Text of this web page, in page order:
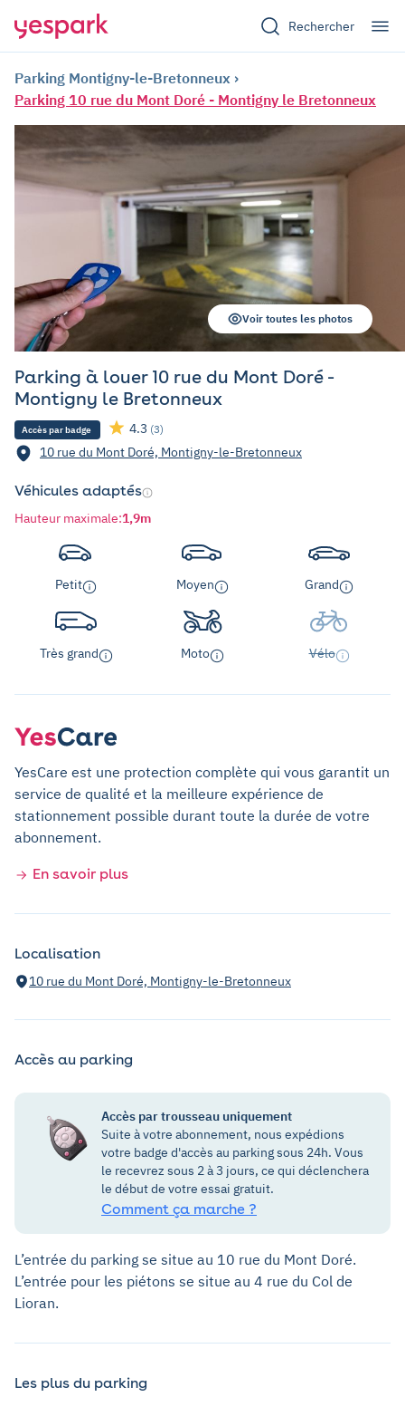
Rechercher
Parking Montigny-le-Bretonneux
Parking 10 rue du Mont Doré - Montigny le Bretonneux
Parking à louer 10 rue du Mont Doré -
Montigny le Bretonneux
Accès par badge 4.3 (3)
10 rue du Mont Doré, Montigny-le-Bretonneux
Voir toutes les photos
Véhicules adaptés
Hauteur maximale:1,9m
Petit Moyen Grand
Très grand Moto Vélo
YesCare est une protection complète qui vous garantit un
service de qualité et la meilleure expérience de
stationnement possible durant toute la durée de votre
abonnement.
En savoir plus
Localisation
10 rue du Mont Doré, Montigny-le-Bretonneux
Accès au parking
Accès par trousseau uniquement
Suite à votre abonnement, nous expédions
votre badge d'accès au parking sous 24h. Vous
le recevrez sous 2 à 3 jours, ce qui déclenchera
le début de votre essai gratuit.
Comment ça marche ?
L’entrée du parking se situe au 10 rue du Mont Doré.
L’entrée pour les piétons se situe au 4 rue du Col de
Lioran.
Les plus du parking